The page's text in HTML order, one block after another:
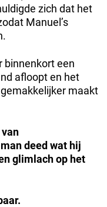
zich dat het
Manuel’s
binnenkort een
afloopt en het
maakt
deed wat hij
glimlach op het